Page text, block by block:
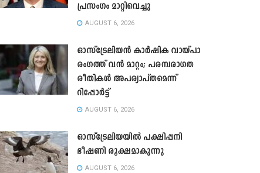
പ്രസംഗം മാറ്റിവെച്ചു
AUGUST 6, 2026
ഓസ്‌ട്രേലിയൻ കാർഷിക വായ്പാ
രംഗത്ത് വൻ മാറ്റം; പരമ്പരാഗത
രീതികൾ അപര്യാപ്തമെന്ന്
റിപ്പോർട്ട്
AUGUST 6, 2026
ഓസ്ട്രേലിയയിൽ പക്ഷിപ്പനി
ഭീഷണി രൂക്ഷമാകുന്നു
AUGUST 6, 2026